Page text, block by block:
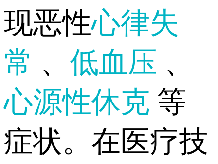
现恶性心律失
常 、 低血压 、
心源性休克 等
症状。在医疗技